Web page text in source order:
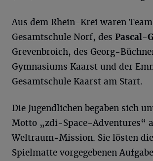
Aus dem Rhein-Krei waren
Gesamtschule Norf, des Pascal-
Grevenbroich, des Georg-
Gymnasiums Kaarst und der
Gesamtschule Kaarst am Start.
Die Jugendlichen begaben sich
Motto „zdi-Space-Adventures“
Weltraum-Mission. Sie lösten
Spielmatte vorgegebenen